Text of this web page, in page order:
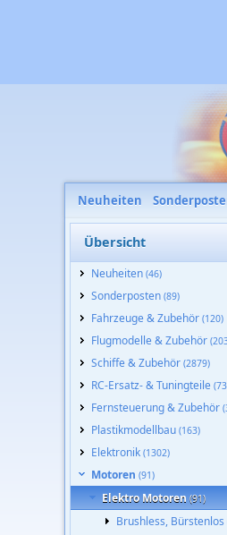
Neuheiten
Übersicht
Neuheiten (46)
Sonderposten (89)
Fahrzeuge & Zubehör (120)
Flugmodelle & Zubehör
Schiffe & Zubehör (2879)
RC-Ersatz- & Tuningteile
Fernsteuerung & Zubehör
Plastikmodellbau (163)
Elektronik (1302)
Motoren (91)
Elektro Motoren (91)
Brushless, Bürstenlos